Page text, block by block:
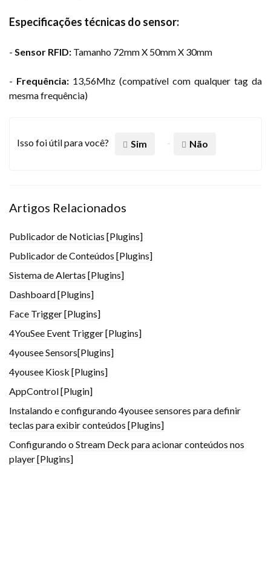
Especificações técnicas do sensor:
- Sensor RFID: Tamanho 72mm X 50mm X 30mm
- Frequência: 13,56Mhz (compatível com qualquer tag da
mesma frequência)
Isso foi útil para você? Sim Não
Artigos Relacionados
Publicador de Noticias [Plugins]
Publicador de Conteúdos [Plugins]
Sistema de Alertas [Plugins]
Dashboard [Plugins]
Face Trigger [Plugins]
4YouSee Event Trigger [Plugins]
4yousee Sensors[Plugins]
4yousee Kiosk [Plugins]
AppControl [Plugin]
Instalando e configurando 4yousee sensores para definir
teclas para exibir conteúdos [Plugins]
Configurando o Stream Deck para acionar conteúdos nos
player [Plugins]